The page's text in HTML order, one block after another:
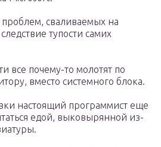
проблем, сваливаемых на
тупости самих
все почему-то молотят по
вместо системного блока.
настоящий программист еще
едой, выковырянной из-